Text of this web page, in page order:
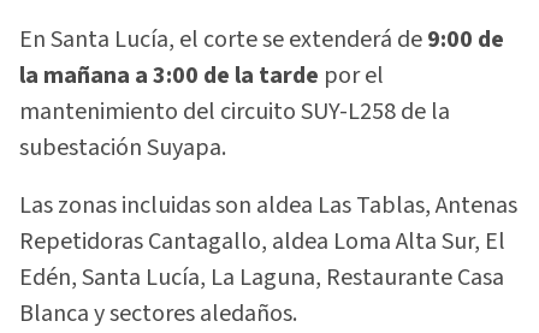
En Santa Lucía, el corte se extenderá de9:00 de
la mañana a 3:00 de la tarde por el
mantenimiento del circuito SUY-L258 de la
subestación Suyapa.
Las zonas incluidas son aldea Las Tablas, Antenas
Repetidoras Cantagallo, aldea Loma Alta Sur, El
Edén, Santa Lucía, La Laguna, Restaurante Casa
Blanca y sectores aledaños.